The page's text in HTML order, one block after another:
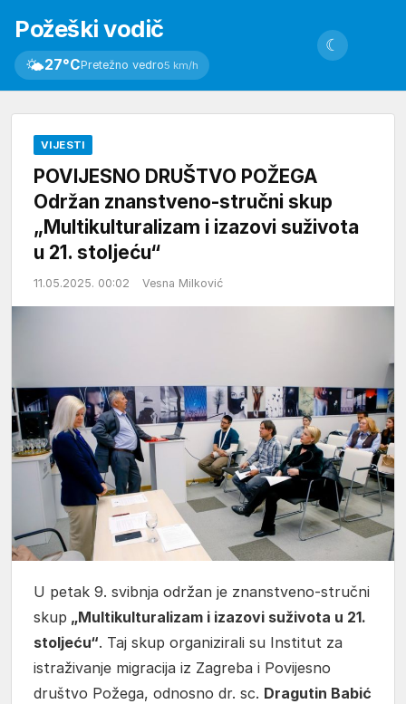
Požeški vodič
🌤27°CPretežno vedro5 km/h
☾
VIJESTI
POVIJESNO DRUŠTVO POŽEGA
Održan znanstveno-stručni skup
„Multikulturalizam i izazovi suživota
u 21. stoljeću“
11.05.2025. 00:02 Vesna Milković
U petak 9. svibnja održan je znanstveno-stručni
skup „Multikulturalizam i izazovi suživota u 21.
stoljeću“. Taj skup organizirali su Institut za
istraživanje migracija iz Zagreba i Povijesno
društvo Požega, odnosno dr. sc. Dragutin Babić